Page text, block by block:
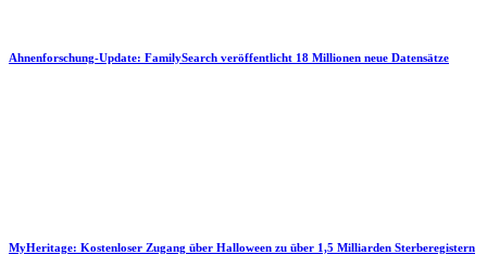
Ahnenforschung-Update: FamilySearch veröffentlicht 18 Millionen neue Datensätze
MyHeritage: Kostenloser Zugang über Halloween zu über 1,5 Milliarden Sterberegistern